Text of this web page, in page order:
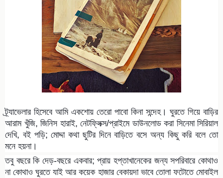
ট্র্যাভেলার হিসেবে আমি একশোয় তেরো পাবো কিনা সন্দেহ। ঘুরতে গিয়ে বাড়ির
আরাম খুঁজি, জিনিস হারাই, নেটফ্লিক্স/প্রাইমে ডাউনলোড করা সিনেমা সিরিয়াল
দেখি, বই পড়ি; মোদ্দা কথা ছুটির দিনে বাড়িতে বসে অন্য কিছু করি বলে তো
মনে হয়না।
তবু বছরে কি দেড়-বছরে একবার; প্রায় হপ্তাখানেকের জন্য সপরিবারে কোথাও
না কোথাও ঘুরতে যাই আর কয়েক হাজার বেকায়দা ভাবে তোলা ফটোতে মোবাইল